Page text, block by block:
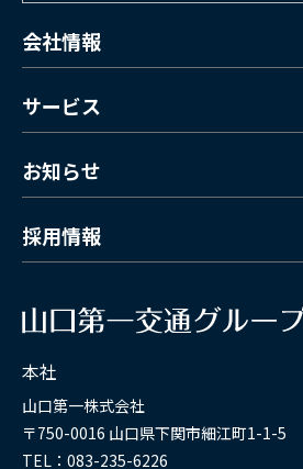
会社情報
サービス
お知らせ
採用情報
本社
山口第一株式会社
〒750-0016 山口県下関市細江町1-1-5
TEL：083-235-6226